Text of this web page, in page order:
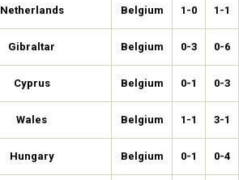
Netherlands Belgium 1-0 1-1
Gibraltar Belgium 0-3 0-6
Cyprus Belgium 0-1 0-3
Wales Belgium 1-1 3-1
Hungary Belgium 0-1 0-4